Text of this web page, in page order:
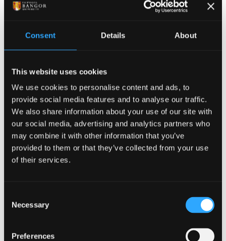
Consent Details About
This website uses cookies
We use cookies to personalise content and ads, to
provide social media features and to analyse our traffic.
We also share information about your use of our site with
our social media, advertising and analytics partners who
may combine it with other information that you’ve
provided to them or that they’ve collected from your use
of their services.
Selection
Necessary
Preferences
Sabothol. Mae’r cwrs yn anelu at gefnogi un o
cynyddu niferoedd yr athrawon, hyfforddwyr a
Dywedodd yr Athro Jerry Hunter: “Fel un sydd wedi
Gymraeg yn y Brifysgol, rwy’n credu ei bod hi’n
hollbwysig fod y Brifysgol yn gallu darparu cyfleoedd
fel hyn i athrawon a darlithwyr, yn ddysgwyr rhugl a
siaradwyr mamiaith, i ddatblygu eu sgiliau Cymraeg
yng nghyd-destun eu gwaith fel
addysgwyr.”
Bedwyr: “Profiad braf iawn oedd cael cydnabod
llwyddiant cynifer o unigolion sydd bellach yn
ysgolion a cholegau ar draws gogledd Cymru. Mae